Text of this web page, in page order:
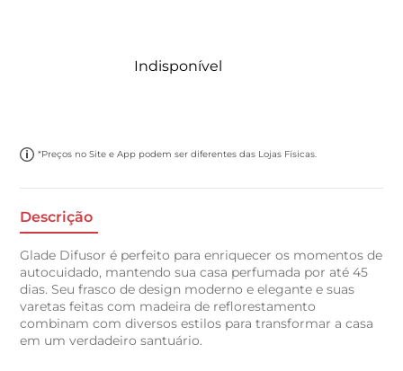
Indisponível
*Preços no Site e App podem ser diferentes das Lojas Físicas.
Descrição
Glade Difusor é perfeito para enriquecer os momentos de
autocuidado, mantendo sua casa perfumada por até 45
dias. Seu frasco de design moderno e elegante e suas
varetas feitas com madeira de reflorestamento
combinam com diversos estilos para transformar a casa
em um verdadeiro santuário.